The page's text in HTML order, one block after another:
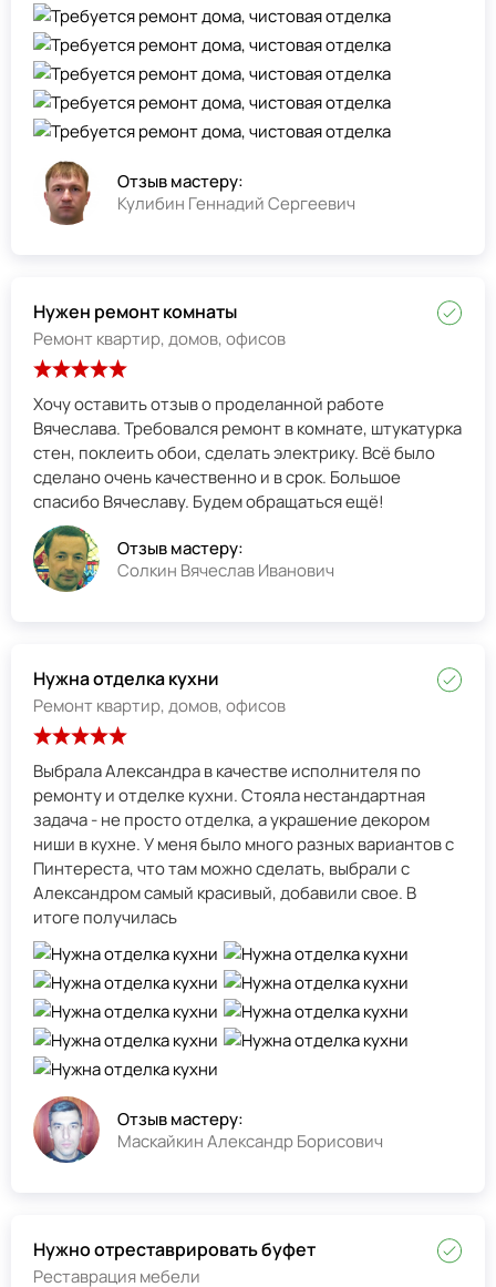
Отзыв мастеру:
Кулибин Геннадий Сергеевич
Нужен ремонт комнаты
Ремонт квартир, домов, офисов
Хочу оставить отзыв о проделанной работе
Вячеслава. Требовался ремонт в комнате, штукатурка
стен, поклеить обои, сделать электрику. Всё было
сделано очень качественно и в срок. Большое
спасибо Вячеславу. Будем обращаться ещё!
Отзыв мастеру:
Солкин Вячеслав Иванович
Нужна отделка кухни
Ремонт квартир, домов, офисов
Выбрала Александра в качестве исполнителя по
ремонту и отделке кухни. Стояла нестандартная
задача - не просто отделка, а украшение декором
ниши в кухне. У меня было много разных вариантов с
Пинтереста, что там можно сделать, выбрали с
Александром самый красивый, добавили свое. В
итоге получилась
Отзыв мастеру:
Маскайкин Александр Борисович
Нужно отреставрировать буфет
Реставрация мебели